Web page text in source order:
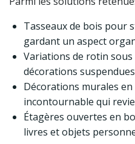
Tasseaux de bois pour
gardant un aspect
Variations de rotin sous
décorations suspendues
Décorations murales en
incontournable qui
Étagères ouvertes en
livres et objets